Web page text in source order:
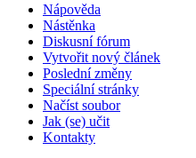
Nápověda
Nástěnka
Diskusní fórum
Vytvořit nový článek
Poslední změny
Speciální stránky
Načíst soubor
Jak (se) učit
Kontakty